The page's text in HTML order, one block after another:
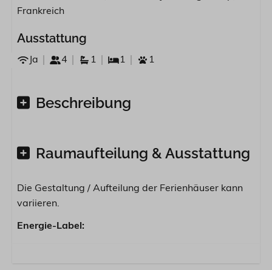
Frankreich
Ausstattung
Ja 4 1 1 1
Beschreibung
Raumaufteilung & Ausstattung
Die Gestaltung / Aufteilung der Ferienhäuser kann
variieren.
Energie-Label: